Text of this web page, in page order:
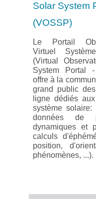
Solar System
(VOSSP)
Le Portail
Virtuel
(Virtual
System Portal
offre à la
grand public
ligne dédiés
système
données de
dynamiques et
calculs
position,
phénomènes, ...).